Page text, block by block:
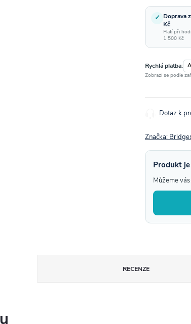
✓ Doprava
Kč
Platí při
1 500 Kč
Rychlá platba:
Zobrazí se podle
Dotaz k
Značka:
Produkt
Můžeme
RECENZE